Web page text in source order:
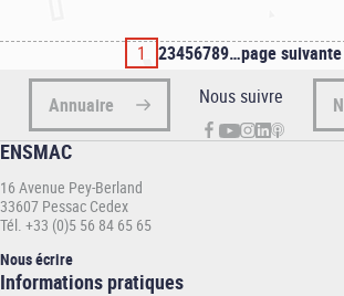
Pagination
Page
1 Page
2Page
3Page
4Page
5Page
6Page
7Page
8Page
9…Page
page suivante
Annuaire Nous suivre
ENSMAC
16 Avenue Pey-Berland
33607 Pessac Cedex
Tél. +33 (0)5 56 84 65 65
Nous écrire
Informations
Informations pratiques